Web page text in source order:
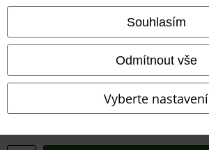
Souhlasím
Odmítnout vše
Vyberte nastavení
Informace o přístupnosti